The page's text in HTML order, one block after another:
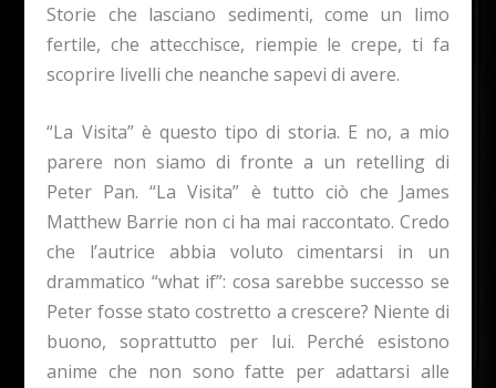
Storie che lasciano sedimenti, come un limo
fertile, che attecchisce, riempie le crepe, ti fa
scoprire livelli che neanche sapevi di avere.
“La Visita” è questo tipo di storia. E no, a mio
parere non siamo di fronte a un retelling di
Peter Pan. “La Visita” è tutto ciò che James
Matthew Barrie non ci ha mai raccontato. Credo
che l’autrice abbia voluto cimentarsi in un
drammatico “what if”: cosa sarebbe successo se
Peter fosse stato costretto a crescere? Niente di
buono, soprattutto per lui. Perché esistono
anime che non sono fatte per adattarsi alle